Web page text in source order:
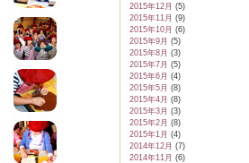
2015年12月 (5)
2015年11月 (9)
2015年10月 (6)
2015年9月 (5)
2015年8月 (3)
2015年7月 (5)
2015年6月 (4)
2015年5月 (8)
2015年4月 (8)
2015年3月 (3)
2015年2月 (8)
2015年1月 (4)
2014年12月 (7)
2014年11月 (6)